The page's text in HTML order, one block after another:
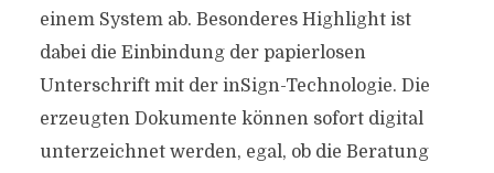
einem System ab. Besonderes Highlight ist
dabei die Einbindung der papierlosen
Unterschrift mit der inSign-Technologie. Die
erzeugten Dokumente können sofort digital
unterzeichnet werden, egal, ob die Beratung